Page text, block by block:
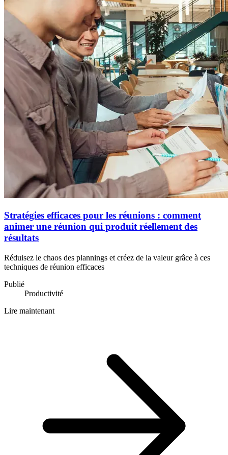
Stratégies efficaces pour les réunions : comment
animer une réunion qui produit réellement des
résultats
Réduisez le chaos des plannings et créez de la valeur grâce à ces
techniques de réunion efficaces
Publié
Productivité
Lire maintenant